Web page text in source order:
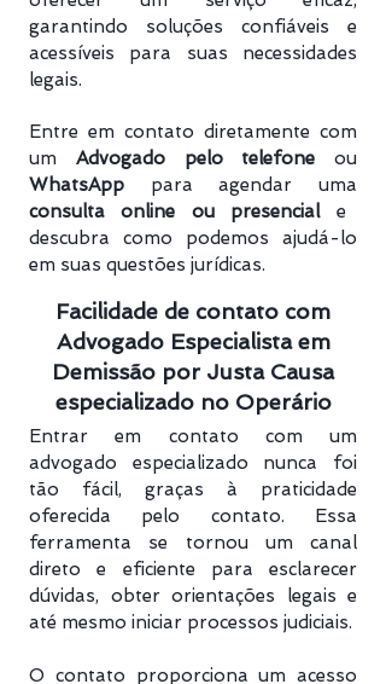
garantindo soluções confiáveis e
acessíveis para suas necessidades
legais.
Entre em contato diretamente com
um Advogado pelo telefone ou
WhatsApp para agendar uma
consulta online ou presenciale
descubra como podemos ajudá-lo
em suas questões jurídicas.
Facilidade de contato com
Advogado Especialista em
Demissão por Justa Causa
especializado no Operário
Entrar em contato com um
advogado especializado nunca foi
tão fácil, graças à praticidade
oferecida pelo contato. Essa
ferramenta se tornou um canal
direto e eficiente para esclarecer
dúvidas, obter orientações legais e
até mesmo iniciar processos judiciais.
O contato proporciona um acesso